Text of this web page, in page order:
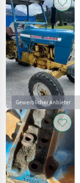
Gewerblicher Anbieter